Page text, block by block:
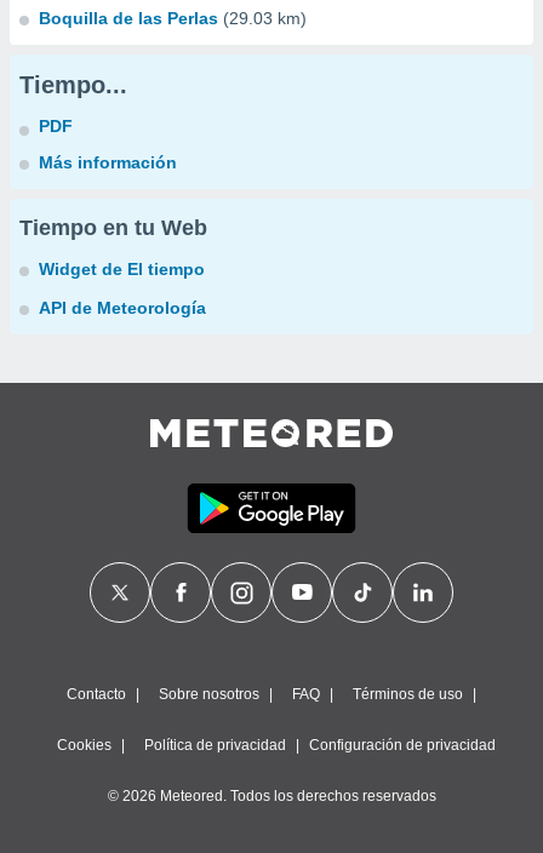
Boquilla de las Perlas (29.03 km)
Tiempo...
PDF
Más información
Tiempo en tu Web
Widget de El tiempo
API de Meteorología
Contacto Sobre nosotros FAQ Términos de uso
Cookies Política de privacidad Configuración de privacidad
© 2026 Meteored. Todos los derechos reservados